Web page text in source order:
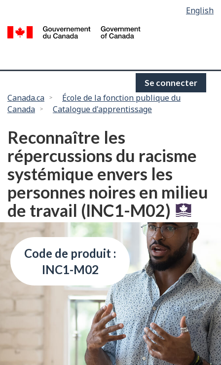
contenu
selection
English
Se connecter
Vous
êtes
Canada.ca
École de la fonction publique du
Canada
Catalogue d'apprentissage
Reconnaître les
répercussions du racisme
systémique envers les
personnes noires en milieu
de travail (INC1-M02)
Code de produit :
INC1-M02